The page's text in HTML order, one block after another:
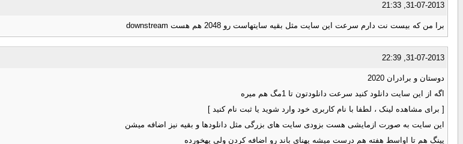
31-07-2013, 21:33
برا من که بیست نت دارم سرعت این سایت مثل بقیه سایتهاست رو 2048 هم هست downstream
31-07-2013, 22:39
دوستان و برادران 2020
اگه از این سایت دانلود کنید سرعت دانلودتون تا 1مگ هم میره
[ برای مشاهده لینک ، لطفا با نام کاربری خود وارد شوید یا ثبت نام کنید ]
این سایت به صورت ازمایشی هست بزودی سایت های بزرگی مثل دانلودها و بقیه نیز اضافه میشن
پینگ هم تا اواسط هفته هم درست میشه پهنای باند رو اضافه کردن ولی یهخورده